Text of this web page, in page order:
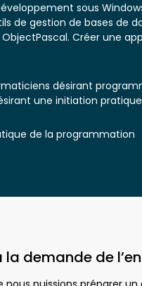
sous
de gestion de bases de
ObjectPascal. Créer une
désirant
une initiation
de la programmation
demande de